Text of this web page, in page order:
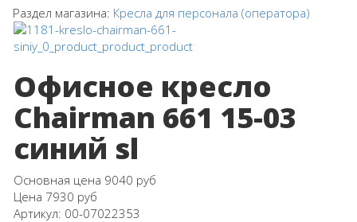
Раздел магазина: Кресла для персонала (оператора)
Офисное кресло
Chairman 661 15-03
синий sl
Основная цена 9040 руб
Цена 7930 руб
Артикул: 00-07022353